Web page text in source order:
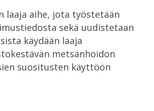
laaja aihe, jota työstetään
sekä uudistetaan
käydään laaja
metsänhoidon
suositusten käyttöön